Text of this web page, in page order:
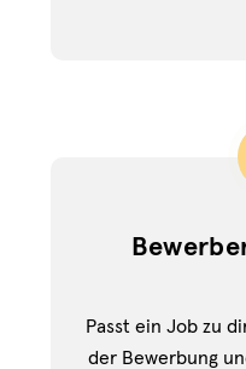
Passt ein Job zu
der Bewerbung